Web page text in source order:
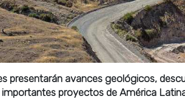
presentarán avances geológicos,
proyectos de América